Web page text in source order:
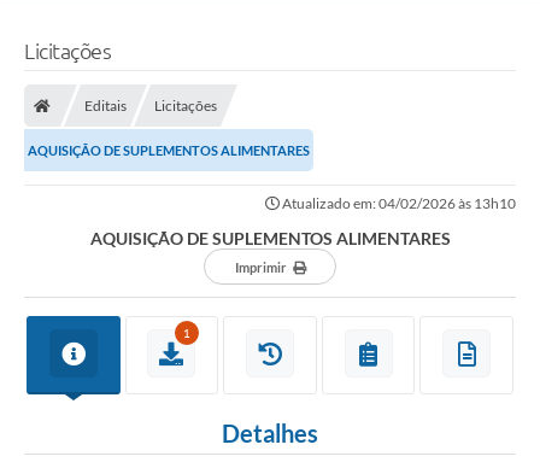
Licitações
Editais Licitações
AQUISIÇÃO DE SUPLEMENTOS ALIMENTARES
Atualizado em: 04/02/2026 às 13h10
AQUISIÇÃO DE SUPLEMENTOS ALIMENTARES
Imprimir
1
Detalhes